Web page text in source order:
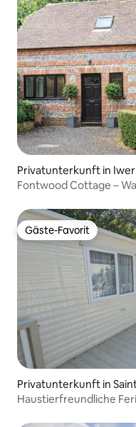
Privatunterkunft in
Fontwood Cottage –
Gäste-Favorit
Gäste-Favorit
Privatunterkunft in
Haustierfreundliche